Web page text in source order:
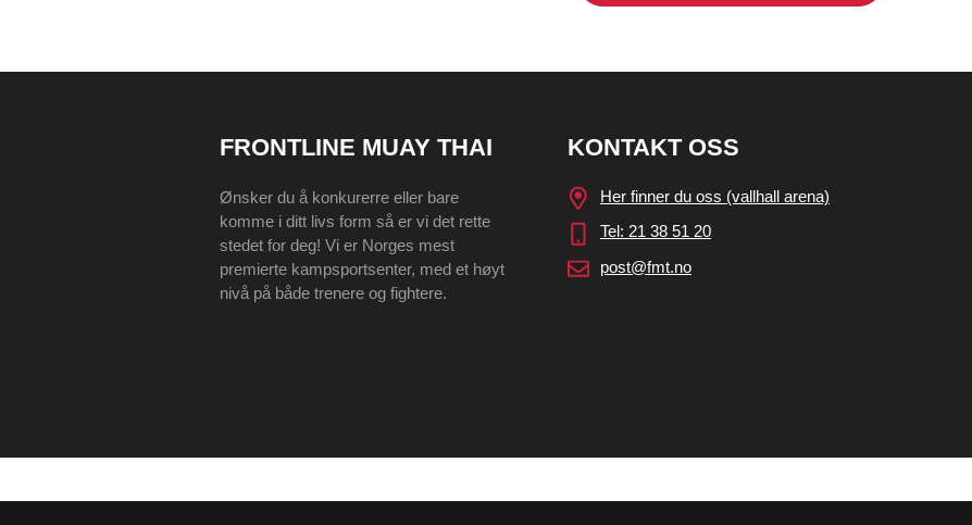
FRONTLINE MUAY THAI
Ønsker du å konkurerre eller bare
komme i ditt livs form så er vi det rette
stedet for deg! Vi er Norges mest
premierte kampsportsenter, med et høyt
nivå på både trenere og fightere.
KONTAKT OSS
Her finner du oss (vallhall arena)
Tel: 21 38 51 20
post@fmt.no